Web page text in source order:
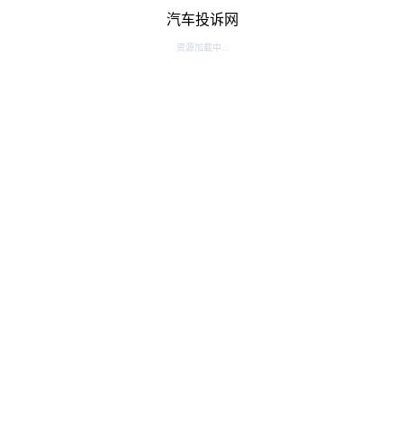
汽车投诉网
资源加载中...